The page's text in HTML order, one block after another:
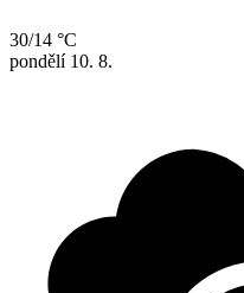
30/14 °C
pondělí 10. 8.